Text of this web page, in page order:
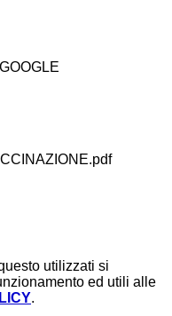
utilizzati si
ed utili alle
.